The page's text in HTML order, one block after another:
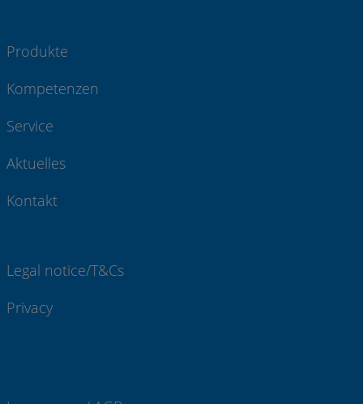
Produkte
Kompetenzen
Service
Aktuelles
Kontakt
Legal notice/T&Cs
Privacy